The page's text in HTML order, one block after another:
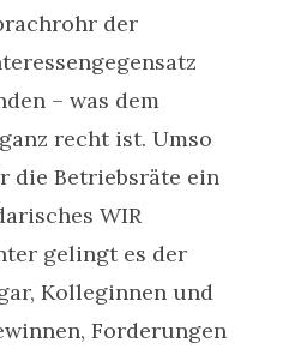
der
– was dem
recht ist. Umso
die Betriebsräte ein
WIR
gelingt es der
Kolleginnen und
Forderungen